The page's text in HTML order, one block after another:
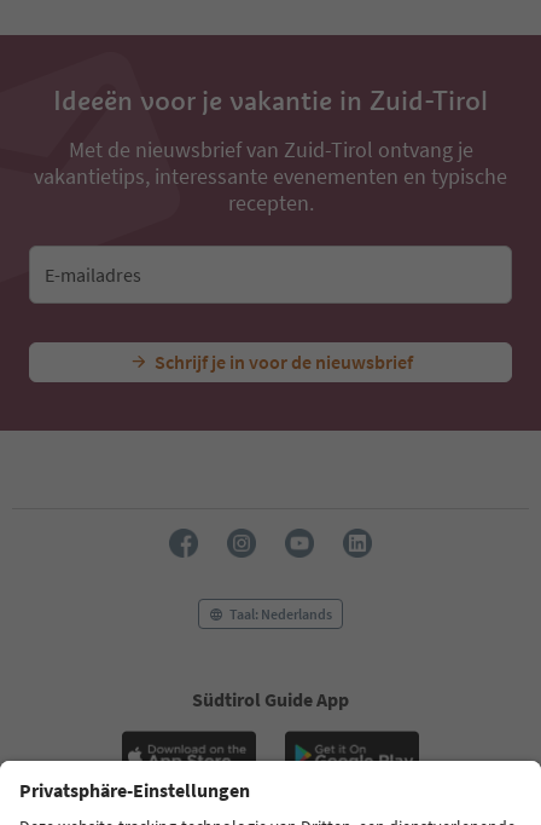
12
Ideeën voor je vakantie in Zuid-Tirol
Met de nieuwsbrief van Zuid-Tirol ontvang je
vakantietips, interessante evenementen en typische
recepten.
E-mailadres
Schrijf je in voor de nieuwsbrief
Taal: Nederlands
Südtirol Guide App